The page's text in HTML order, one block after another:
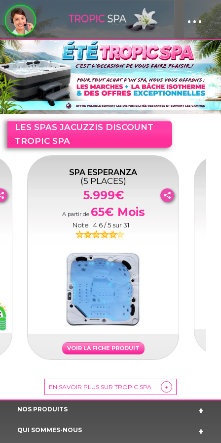
Panneau de gestion des cookies ...
LES SPAS JACUZZIS DISCOUNT
TROPIC SPA
SPA ESPERANZA
(5 PLACES)
5.999€
A partir de 65€ Mois
Note : 4.6/ 5 sur31
VOIR LA FICHE PRODUIT
EN SAVOIR PLUS SUR TROPIC SPA +
NOS PRODUITS
QUI SOMMES-NOUS